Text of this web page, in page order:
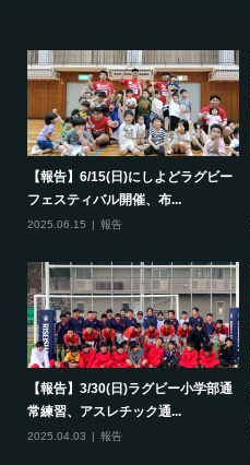
【報告】6/15(日)にしよどラグビー
フェスティバル開催、布...
2025.06.15 報告
【報告】3/30(日)ラグビー小学部通
常練習、アスレチック通...
2025.04.03 報告